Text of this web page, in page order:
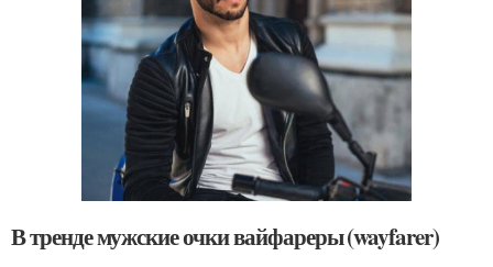
В тренде мужские очки вайфареры (wayfarer)